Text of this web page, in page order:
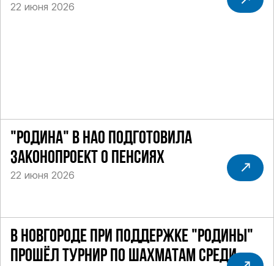
ТАКСИ
22 июня 2026
"РОДИНА" В НАО ПОДГОТОВИЛА
ЗАКОНОПРОЕКТ О ПЕНСИЯХ
22 июня 2026
В НОВГОРОДЕ ПРИ ПОДДЕРЖКЕ "РОДИНЫ"
ПРОШЁЛ ТУРНИР ПО ШАХМАТАМ СРЕДИ